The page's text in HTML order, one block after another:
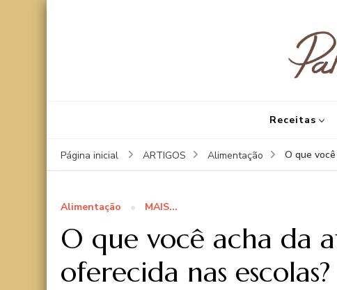
Receitas
Página inicial ARTIGOS Alimentação O que
Alimentação MAIS...
O que você acha da
oferecida nas escolas?